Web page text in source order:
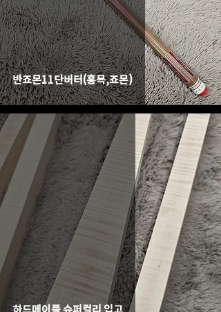
반죠몬11단버터(홍목,죠몬)
하드메이플 슈퍼컬리 입고